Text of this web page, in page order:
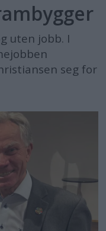
uten jobb. I
seg for